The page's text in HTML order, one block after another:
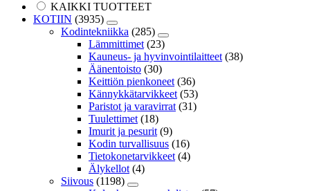
KAIKKI TUOTTEET
KOTIIN (3935)
Kodintekniikka (285)
Lämmittimet (23)
Kauneus- ja hyvinvointilaitteet (38)
Äänentoisto (30)
Keittiön pienkoneet (36)
Kännykkätarvikkeet (53)
Paristot ja varavirrat (31)
Tuulettimet (18)
Imurit ja pesurit (9)
Kodin turvallisuus (16)
Tietokonetarvikkeet (4)
Älykellot (4)
Siivous (1198)